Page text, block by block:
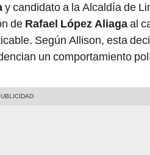
y candidato a la Alcaldía de
de Rafael López Aliagaal
Según Allison, esta
un comportamiento